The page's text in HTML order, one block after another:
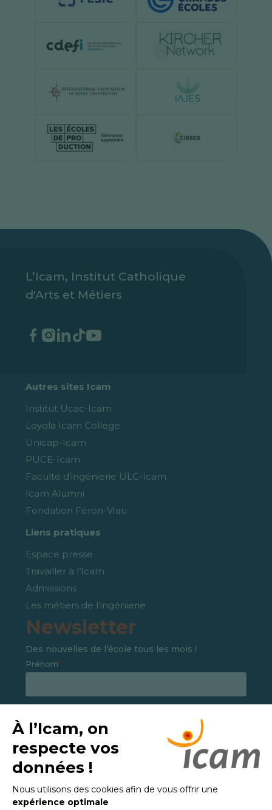
L’Icam, Institut Catholique
d'Arts et Métiers
Autres sites Icam
Institut Ucac-Icam
Loyola Icam College
Unicap-Icam
PUCE-Icam
Faculté d’ingénierie ULC-Icam
Icam Alumni
Fondation Féron-Vrau
Liens pratiques
Espace presse
Travailler à l’Icam
Admissions
Les métiers de l’ingénierie
Newsletter
Des nouvelles de l’école tous les mois !